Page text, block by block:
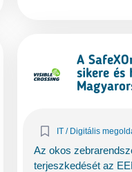
A
sikere és
IT / Digitális
Az okos
terjeszkedését az